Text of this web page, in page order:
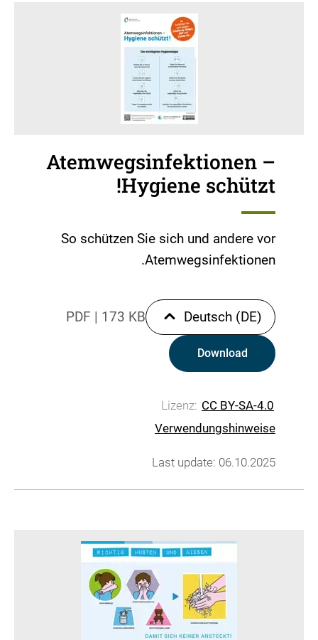
Atemwegsinfektionen –
Hygiene schützt!
So schützen Sie sich und andere vor
Atemwegsinfektionen.
Deutsch (DE)
PDF | 173 KB
Download
Lizenz: CC BY-SA-4.0
Verwendungshinweise
Last update: 06.10.2025